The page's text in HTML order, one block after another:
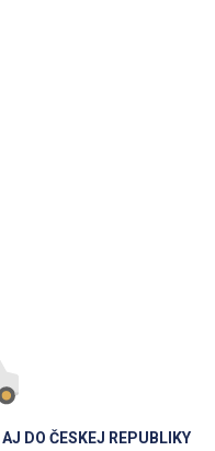
DO ČESKEJ REPUBLIKY